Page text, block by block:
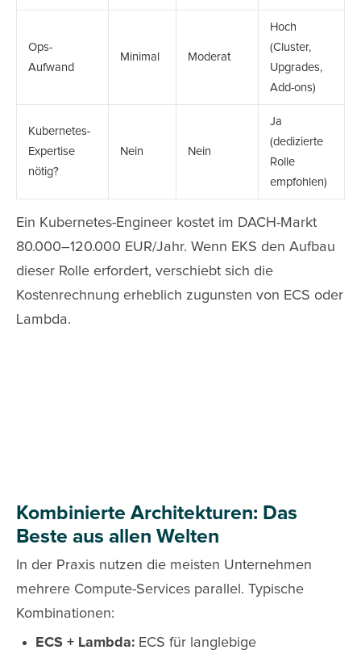
Ops-
Aufwand
Minimal Moderat
Hoch
(Cluster,
Upgrades,
Add-ons)
Kubernetes-
Expertise
nötig?
Nein Nein
Ja
(dedizierte
Rolle
empfohlen)
Ein Kubernetes-Engineer kostet im DACH-Markt
80.000–120.000 EUR/Jahr. Wenn EKS den Aufbau
dieser Rolle erfordert, verschiebt sich die
Kostenrechnung erheblich zugunsten von ECS oder
Lambda.
Kombinierte Architekturen: Das
Beste aus allen Welten
In der Praxis nutzen die meisten Unternehmen
mehrere Compute-Services parallel. Typische
Kombinationen:
ECS + Lambda: ECS für langlebige